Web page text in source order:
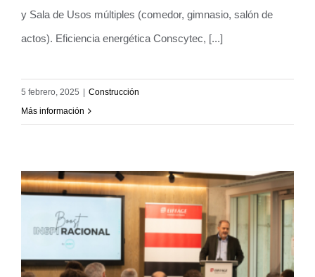
y Sala de Usos múltiples (comedor, gimnasio, salón de
actos). Eficiencia energética Conscytec, [...]
5 febrero, 2025
Construcción
Más información